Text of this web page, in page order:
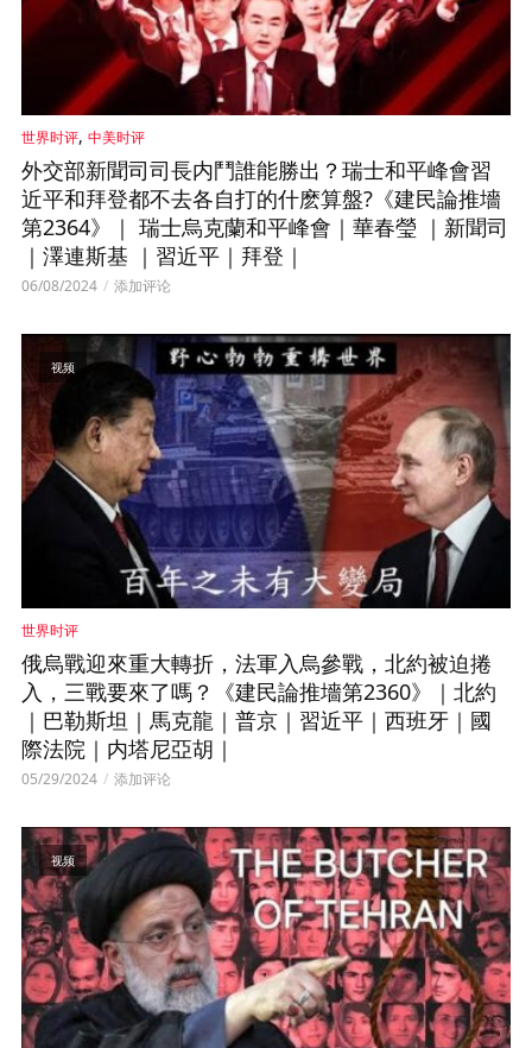
世界时评, 中美时评
外交部新聞司司長内鬥誰能勝出？瑞士和平峰會習
近平和拜登都不去各自打的什麽算盤?《建民論推墻
第2364》｜ 瑞士烏克蘭和平峰會｜華春瑩 ｜新聞司
｜澤連斯基 ｜習近平｜拜登｜
06/08/2024 添加评论
视频
世界时评
俄烏戰迎來重大轉折，法軍入烏參戰，北約被迫捲
入，三戰要來了嗎？《建民論推墻第2360》｜北約
｜巴勒斯坦｜馬克龍｜普京｜習近平｜西班牙｜國
際法院｜内塔尼亞胡｜
05/29/2024 添加评论
视频